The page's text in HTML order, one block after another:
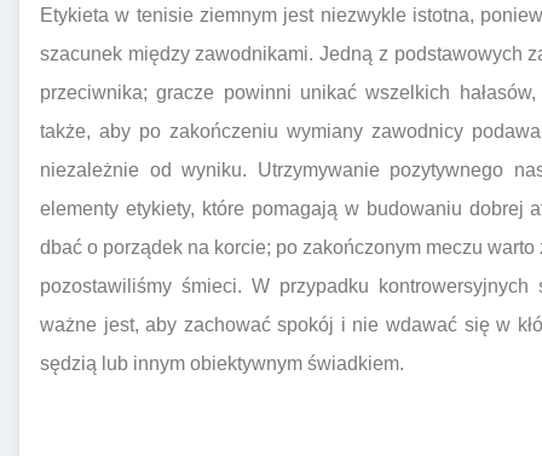
Etykieta w tenisie ziemnym jest niezwykle istotna,
szacunek między zawodnikami. Jedną z podstawowych
przeciwnika; gracze powinni unikać wszelkich
także, aby po zakończeniu wymiany zawodnicy
niezależnie od wyniku. Utrzymywanie pozytywnego
elementy etykiety, które pomagają w budowaniu dobrej
dbać o porządek na korcie; po zakończonym meczu
pozostawiliśmy śmieci. W przypadku
ważne jest, aby zachować spokój i nie wdawać się w
sędzią lub innym obiektywnym świadkiem.